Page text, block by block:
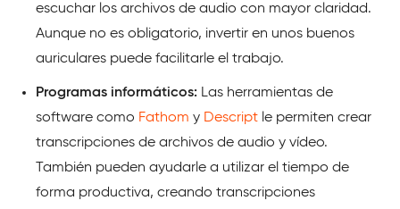
escuchar los archivos de audio con mayor claridad.
Aunque no es obligatorio, invertir en unos buenos
auriculares puede facilitarle el trabajo.
Programas informáticos: Las herramientas de
software como Fathom y Descript le permiten crear
transcripciones de archivos de audio y vídeo.
También pueden ayudarle a utilizar el tiempo de
forma productiva, creando transcripciones